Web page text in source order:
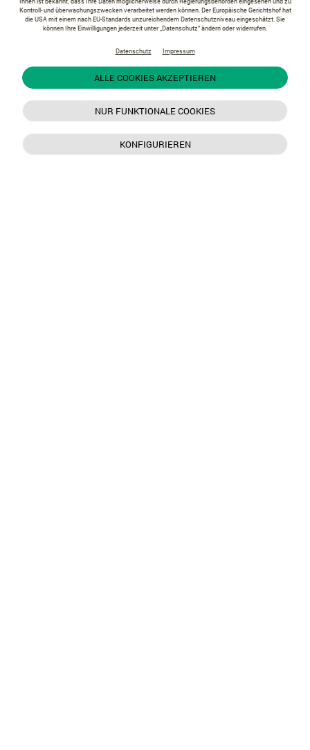
Kontroll- und überwachungszwecken verarbeitet werden können. Der Europäische Gerichtshof hat
die USA mit einem nach EU-Standards unzureichendem Datenschutzniveau eingeschätzt. Sie
können Ihre Einwilligungen jederzeit unter „Datenschutz“ ändern oder widerrufen.
Datenschutz Impressum
ALLE COOKIES AKZEPTIEREN
NUR FUNKTIONALE COOKIES
KONFIGURIEREN